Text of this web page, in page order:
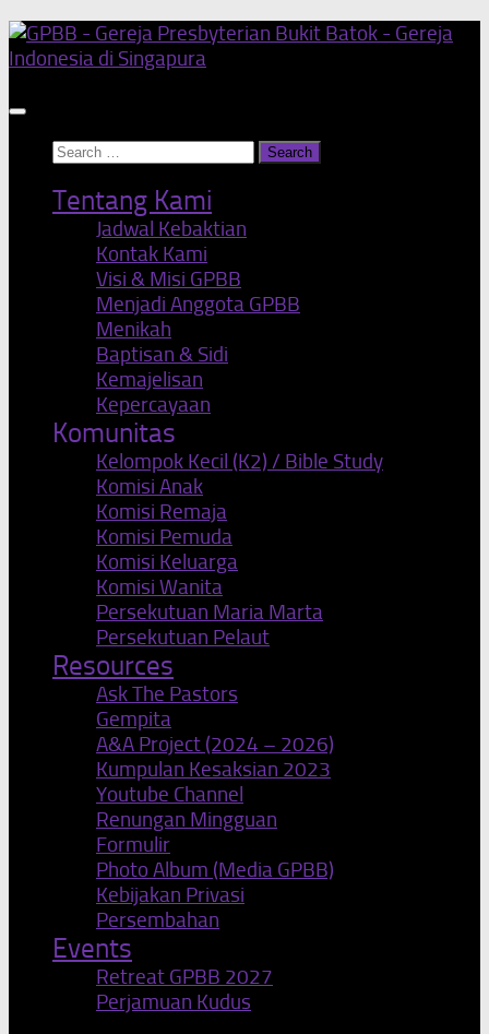
Skip
to
Search
Tentang Kami
Jadwal Kebaktian
Kontak Kami
Visi & Misi GPBB
Menjadi Anggota GPBB
Menikah
Baptisan & Sidi
Kemajelisan
Kepercayaan
Komunitas
Kelompok Kecil (K2) / Bible Study
Komisi Anak
Komisi Remaja
Komisi Pemuda
Komisi Keluarga
Komisi Wanita
Persekutuan Maria Marta
Persekutuan Pelaut
Resources
Ask The Pastors
Gempita
A&A Project (2024 – 2026)
Kumpulan Kesaksian 2023
Youtube Channel
Renungan Mingguan
Formulir
Photo Album (Media GPBB)
Kebijakan Privasi
Persembahan
Events
Retreat GPBB 2027
Perjamuan Kudus